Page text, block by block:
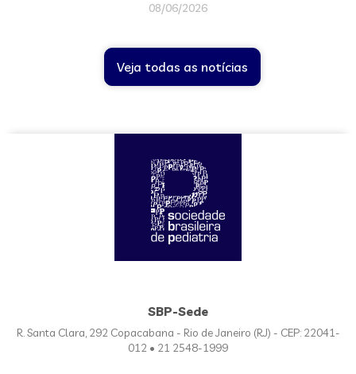
08/06/2026
Veja todas as notícias
SBP-Sede
R. Santa Clara, 292 Copacabana - Rio de Janeiro (RJ) - CEP: 22041-
012 • 21 2548-1999